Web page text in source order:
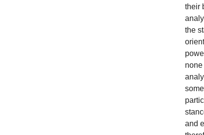
their
the
and